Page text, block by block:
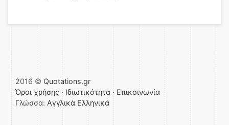
2016 © Quotations.gr
Όροι χρήσης · Ιδιωτικότητα · Επικοινωνία
Γλώσσα: Αγγλικά Ελληνικά